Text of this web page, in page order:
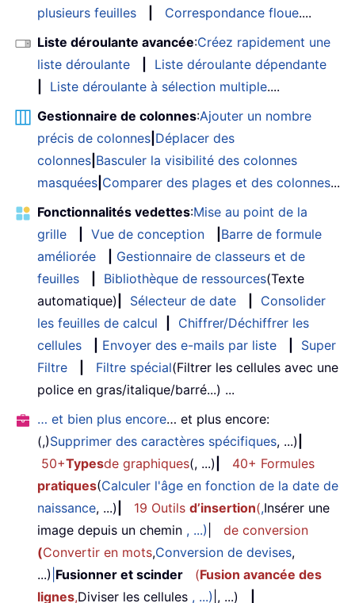
plusieurs feuilles
Correspondance floue....
Liste déroulante avancée:Créez rapidement une
liste déroulante
Liste déroulante dépendante
Liste déroulante à sélection multiple....
Gestionnaire de colonnes:Ajouter un nombre
précis de colonnes Déplacer des
colonnes Basculer la visibilité des colonnes
masquées Comparer des plages et des colonnes...
Fonctionnalités vedettes:Mise au point de la
grille
Vue de conception
Barre de formule
améliorée
Gestionnaire de classeurs et de
feuilles
Bibliothèque de ressources(Texte
automatique)
Sélecteur de date
Consolider
les feuilles de calcul
Chiffrer/Déchiffrer les
cellules
Envoyer des e-mails par liste
Super
Filtre
Filtre spécial(Filtrer les cellules avec une
police en gras/italique/barré...) ...
… et bien plus encore… et plus encore:
(,)Supprimer des caractères spécifiques, ...)
50+Typesde graphiques(, ...)
40+ Formules
pratiques(Calculer l'âge en fonction de la date de
naissance, ...) 19 Outils d’insertion(,Insérer une
image depuis un chemin , ...)
de conversion
(Convertir en mots,Conversion de devises,
...) Fusionner et scinder (Fusion avancée des
lignes,Diviser les cellules , ...) |, ...)